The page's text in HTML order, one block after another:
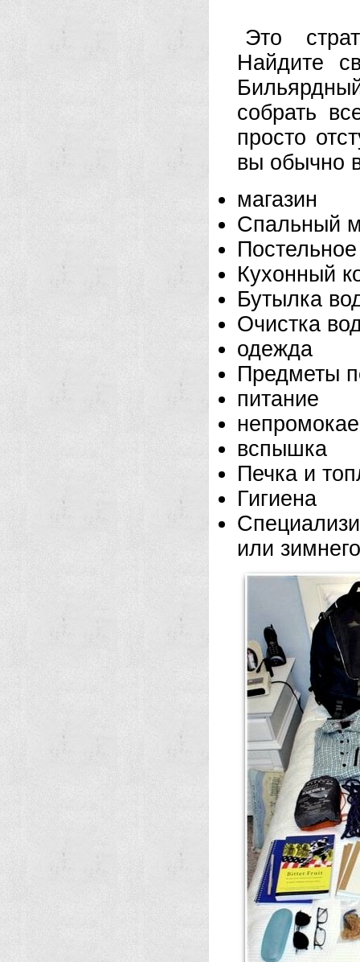
Это
Найдите
собрать
просто
вы обычно
магазин
Спальный
Кухонный
Бутылка
Очистка
одежда
Предметы
питание
вспышка
Печка и
Гигиена
или